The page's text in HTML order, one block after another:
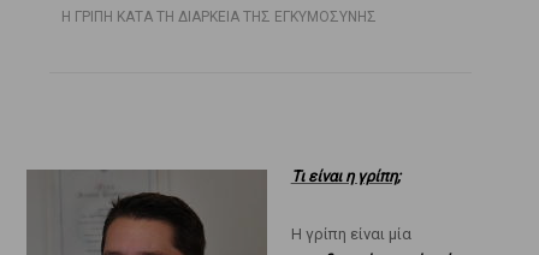
Η ΓΡΊΠΗ ΚΑΤΆ ΤΗ ΔΙΆΡΚΕΙΑ ΤΗΣ ΕΓΚΥΜΟΣΎΝΗΣ
Τι είναι η γρίπη;
Η γρίπη είναι μία